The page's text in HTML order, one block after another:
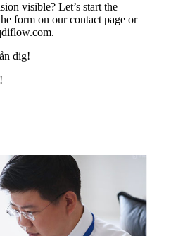
visible? Let’s start the
form on our contact page or
dig!